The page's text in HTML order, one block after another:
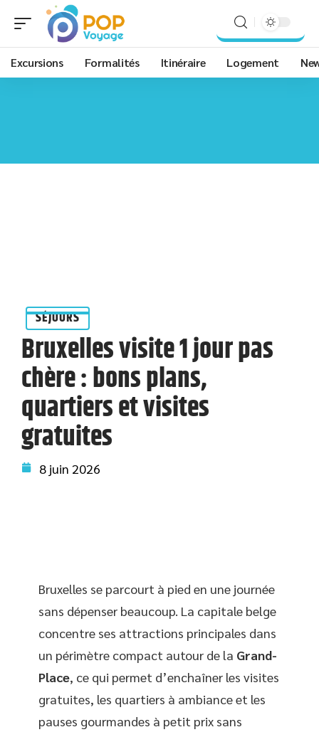
Excursions Formalités Itinéraire Logement
SÉJOURS
Bruxelles visite 1 jour pas
chère : bons plans,
quartiers et visites
gratuites
8 juin 2026
Bruxelles se parcourt à pied en une journée
sans dépenser beaucoup. La capitale belge
concentre ses attractions principales dans
un périmètre compact autour de la Grand-
Place, ce qui permet d’enchaîner les visites
gratuites, les quartiers à ambiance et les
pauses gourmandes à petit prix sans